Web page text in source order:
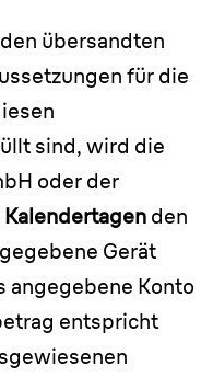
übersandten
für die
sind, wird die
oder der
den
Gerät
angegebene Konto
entspricht